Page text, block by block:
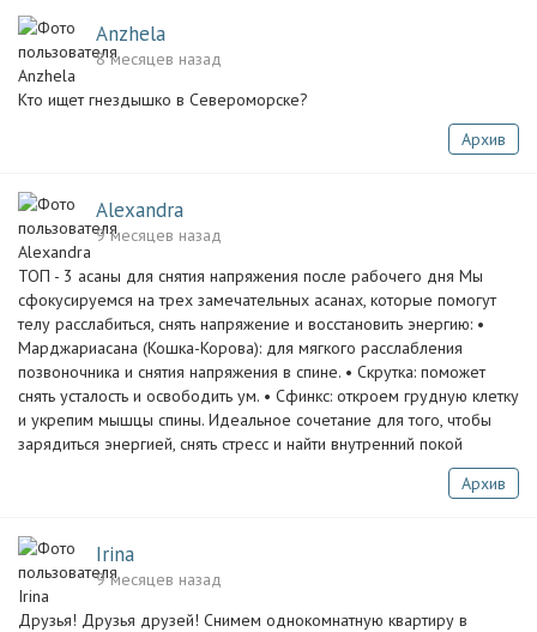
Anzhela
8 месяцев назад
Кто ищет гнездышко в Североморске?
Архив
Alexandra
9 месяцев назад
ТОП - 3 асаны для снятия напряжения после рабочего дня Мы
сфокусируемся на трех замечательных асанах, которые помогут
телу расслабиться, снять напряжение и восстановить энергию: •
Марджариасана (Кошка-Корова): для мягкого расслабления
позвоночника и снятия напряжения в спине. • ⁠Скрутка: поможет
снять усталость и освободить ум. • Сфинкс: откроем грудную клетку
и укрепим мышцы спины. Идеальное сочетание для того, чтобы
зарядиться энергией, снять стресс и найти внутренний покой
Архив
Irina
9 месяцев назад
Друзья! Друзья друзей! Снимем однокомнатную квартиру в